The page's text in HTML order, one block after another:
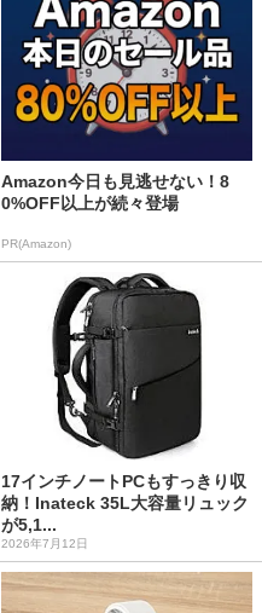
Amazon今日も見逃せない！8
0%OFF以上が続々登場
PR(Amazon)
17インチノートPCもすっきり収
納！Inateck 35L大容量リュック
が5,1...
2026年7月12日